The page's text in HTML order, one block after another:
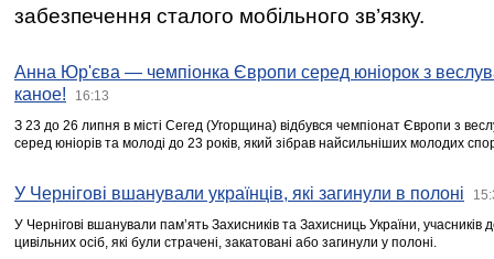
забезпечення сталого мобільного зв’язку.
Анна Юр'єва — чемпіонка Європи серед юніорок з
каное!
16:13
З 23 до 26 липня в місті Сегед (Угорщина) відбувся чемпіонат Європи з
серед юніорів та молоді до 23 років, який зібрав найсильніших молодих
У Чернігові вшанували українців, які загинули в полоні
У Чернігові вшанували пам’ять Захисників та Захисниць України,
цивільних осіб, які були страчені, закатовані або загинули у полоні.